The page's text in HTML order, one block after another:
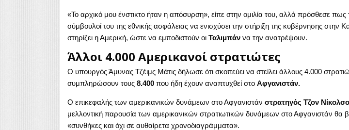
«Το αρχικό μου ένστικτο ήταν η απόσυρση», είπε στην ομιλία του, αλλά πρόσθεσε πως
σύμβουλοί του της εθνικής ασφάλειας να ενισχύσει την στήριξη της κυβέρνησης στην
στηρίζει η Αμερική, ώστε να εμποδιστούν οι Ταλιμπάννα την ανατρέψουν.
Άλλοι 4.000 Αμερικανοί στρατιώτες
Ο υπουργός Άμυνας Τζέιμς Μάτις δήλωσε ότι σκοπεύει να στείλει άλλους 4.000
συμπληρώσουν τους8.400που ήδη έχουν αναπτυχθεί στο Αφγανιστάν.
Ο επικεφαλής των αμερικανικών δυνάμεων στο Αφγανιστάν στρατηγός Τζον
μελλοντική παρουσία των αμερικανικών στρατιωτικών δυνάμεων στο Αφγανιστάν θα
«συνθήκες και όχι σε αυθαίρετα χρονοδιαγράμματα».